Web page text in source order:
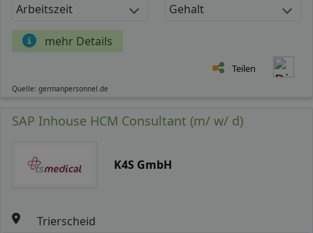
Arbeitszeit Gehalt
mehr Details
Teilen
Quelle: germanpersonnel.de
SAP Inhouse HCM Consultant (m/ w/ d)
K4S GmbH
Trierscheid